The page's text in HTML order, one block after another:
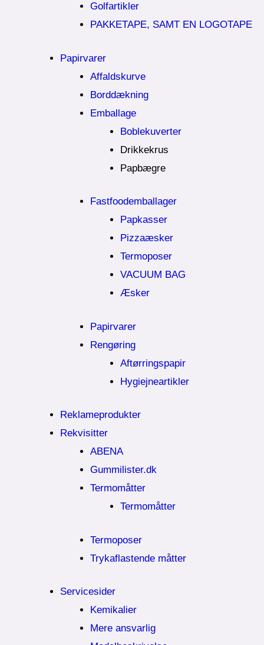
Golfartikler
PAKKETAPE, SAMT EN LOGOTAPE
Papirvarer
Affaldskurve
Borddækning
Emballage
Boblekuverter
Drikkekrus
Papbægre
Fastfoodemballager
Papkasser
Pizzaæsker
Termoposer
VACUUM BAG
Æsker
Papirvarer
Rengøring
Aftørringspapir
Hygiejneartikler
Reklameprodukter
Rekvisitter
ABENA
Gummilister.dk
Termomåtter
Termomåtter
Termoposer
Trykaflastende måtter
Servicesider
Kemikalier​
Mere ansvarlig